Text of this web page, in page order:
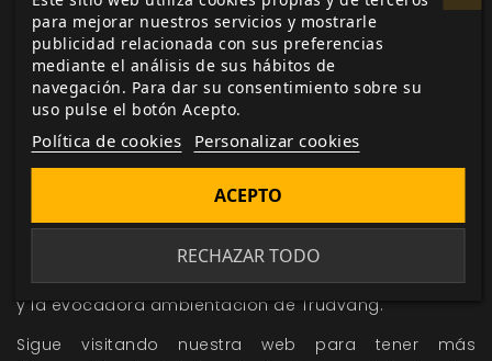
El bestiario del mundo está repleto de las típicas
criaturas de las tradiciones escandinavas, como las
ninfas del bosque, losdraugr(no muertos), trolls,
gigantes, gnomos, pero también incluye algunas
creadas exclusivamente para el juego.
Crónicas de Trudvangfue elegido «el juego de rol más
esperado de 2017» por los lectores de la web de rol
británica EN World. Las anteriores ediciones del juego
en sueco han sido galardonadas y aclamadas por
y la evocadora ambientación de Trudvang.
Sigue visitando nuestra web para tener más
para mejorar nuestros servicios y mostrarle
publicidad relacionada con sus preferencias
mediante el análisis de sus hábitos de
navegación. Para dar su consentimiento sobre su
uso pulse el botón Acepto.
Política de cookies Personalizar cookies
RECHAZAR TODO
ACEPTO